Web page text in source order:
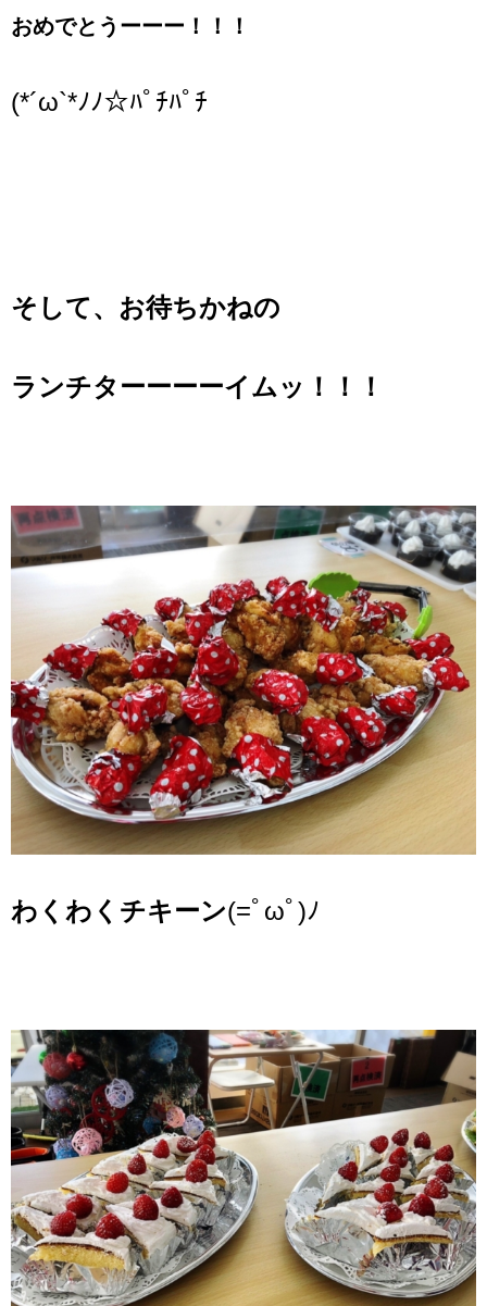
おめでとうーーー！！！
(*´ω`*ﾉﾉ☆ﾊﾟﾁﾊﾟﾁ
そして、お待ちかねの
ランチターーーーイムッ！！！
わくわくチキーン(=ﾟωﾟ)ﾉ